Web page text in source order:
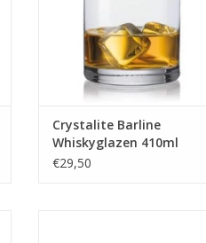
Crystalite Barline
Whiskyglazen 410ml
€29,50